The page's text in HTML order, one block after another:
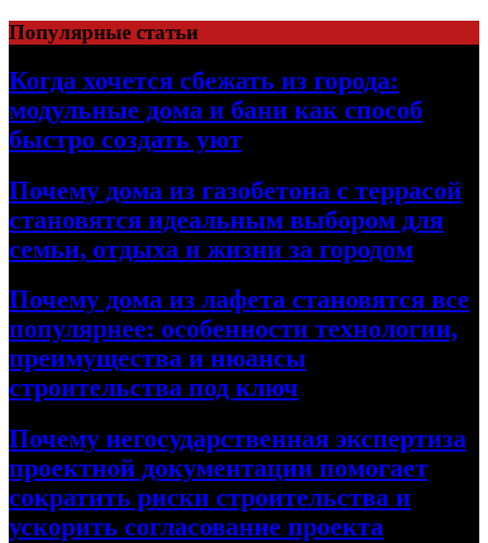
Перейти
к
содержимому
Популярные статьи
Когда хочется сбежать из города:
модульные дома и бани как способ
быстро создать уют
Почему дома из газобетона с террасой
становятся идеальным выбором для
семьи, отдыха и жизни за городом
Почему дома из лафета становятся все
популярнее: особенности технологии,
преимущества и нюансы
строительства под ключ
Почему негосударственная экспертиза
проектной документации помогает
сократить риски строительства и
ускорить согласование проекта